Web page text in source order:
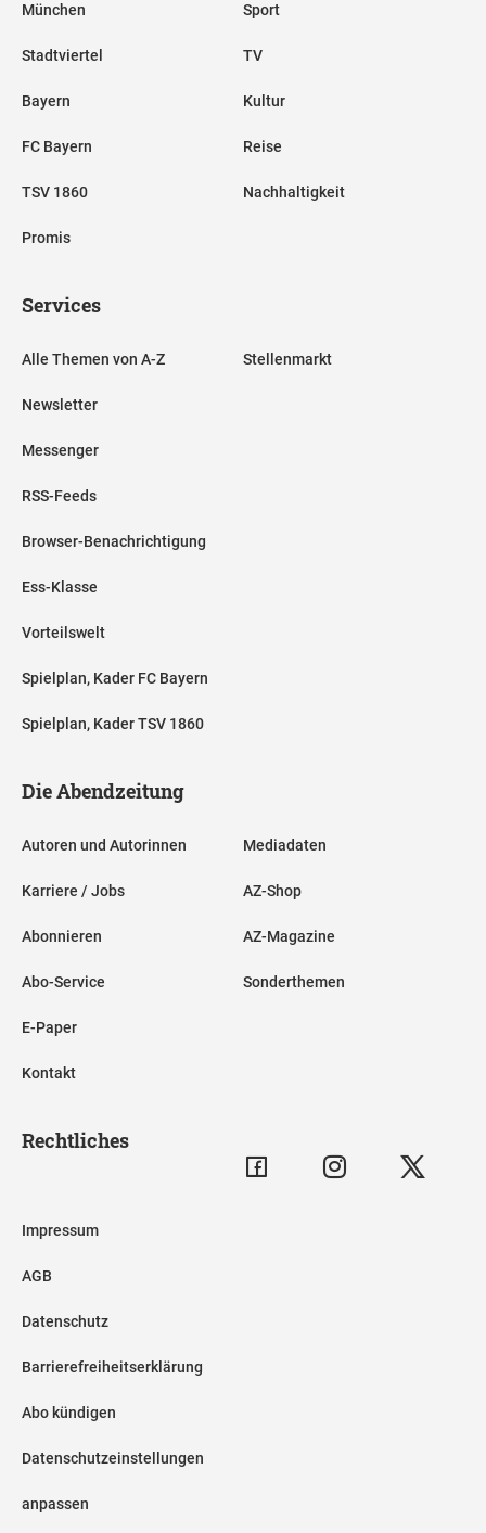
München
Stadtviertel
Bayern
FC Bayern
TSV 1860
Promis
Sport
TV
Kultur
Reise
Nachhaltigkeit
Services
Alle Themen von A-Z
Newsletter
Messenger
RSS-Feeds
Browser-Benachrichtigung
Ess-Klasse
Vorteilswelt
Spielplan, Kader FC Bayern
Spielplan, Kader TSV 1860
Stellenmarkt
Die Abendzeitung
Autoren und Autorinnen
Karriere / Jobs
Abonnieren
Abo-Service
E-Paper
Kontakt
Mediadaten
AZ-Shop
AZ-Magazine
Sonderthemen
Rechtliches
Impressum
AGB
Datenschutz
Barrierefreiheitserklärung
Abo kündigen
Datenschutzeinstellungen
anpassen